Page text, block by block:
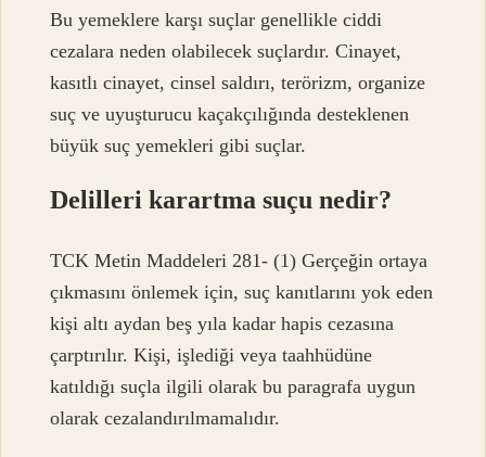
Bu yemeklere karşı suçlar genellikle ciddi
cezalara neden olabilecek suçlardır. Cinayet,
kasıtlı cinayet, cinsel saldırı, terörizm, organize
suç ve uyuşturucu kaçakçılığında desteklenen
büyük suç yemekleri gibi suçlar.
Delilleri karartma suçu nedir?
TCK Metin Maddeleri 281- (1) Gerçeğin ortaya
çıkmasını önlemek için, suç kanıtlarını yok eden
kişi altı aydan beş yıla kadar hapis cezasına
çarptırılır. Kişi, işlediği veya taahhüdüne
katıldığı suçla ilgili olarak bu paragrafa uygun
olarak cezalandırılmamalıdır.